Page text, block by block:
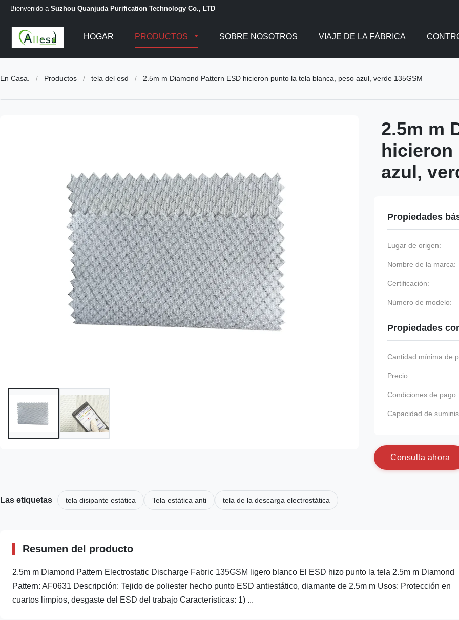
Bienvenido a Suzhou Quanjuda Purification Technology Co., LTD
HOGAR PRODUCTOS SOBRE NOSOTROS VIAJE DE LA FÁBRICA
En Casa. / Productos / tela del esd / 2.5m m Diamond Pattern ESD hicieron punto la tela blanca, peso azul, verde 135GSM
2.5m m
hicieron
azul,
Propiedades
Lugar de origen:
Nombre de la marca:
Certificación:
Número de modelo:
Propiedades
Cantidad mínima de
Precio:
Condiciones de pago:
Capacidad de
Consu ta ahora
Las etiquetas tela disipante estática Tela estática anti tela de la descarga electrostática
Resumen del producto
2.5m m Diamond Pattern Electrostatic Discharge Fabric 135GSM ligero blanco El ESD hizo punto la tela 2.5m m Diamond
Pattern: AF0631 Descripción: Tejido de poliester hecho punto ESD antiestático, diamante de 2.5m m Usos: Protección en
cuartos limpios, desgaste del ESD del trabajo Características: 1) ...